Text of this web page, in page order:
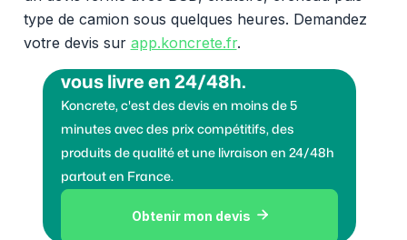
type de camion sous quelques heures. Demandez
votre devis sur app.koncrete.fr.
vous livre en 24/48h.
Koncrete, c'est des devis en moins de 5
minutes avec des prix compétitifs, des
produits de qualité et une livraison en 24/48h
partout en France.
Obtenir mon devis 